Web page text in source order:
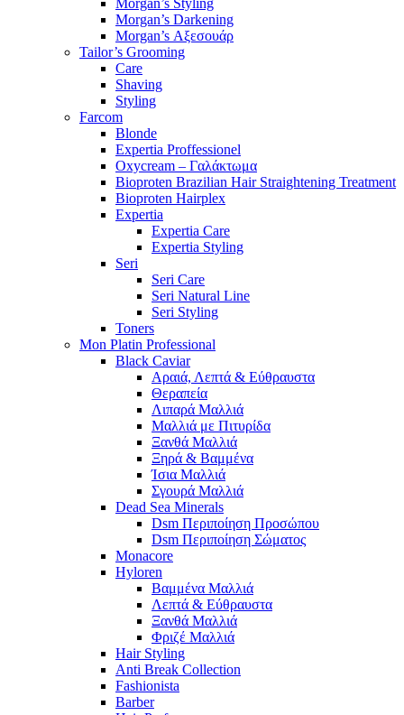
Morgan’s Darkening
Morgan’s Αξεσουάρ
Tailor’s Grooming
Care
Shaving
Styling
Farcom
Blonde
Expertia Proffessionel
Oxycream – Γαλάκτωμα
Bioproten Brazilian Hair Straightening Treatment
Bioproten Hairplex
Expertia
Expertia Care
Expertia Styling
Seri
Seri Care
Seri Natural Line
Seri Styling
Toners
Mon Platin Professional
Black Caviar
Αραιά, Λεπτά & Εύθραυστα
Θεραπεία
Λιπαρά Μαλλιά
Μαλλιά με Πιτυρίδα
Ξανθά Μαλλιά
Ξηρά & Βαμμένα
Ίσια Μαλλιά
Σγουρά Μαλλιά
Dead Sea Minerals
Dsm Περιποίηση Προσώπου
Dsm Περιποίηση Σώματος
Monacore
Hyloren
Βαμμένα Μαλλιά
Λεπτά & Εύθραυστα
Ξανθά Μαλλιά
Φριζέ Μαλλιά
Hair Styling
Anti Break Collection
Fashionista
Barber